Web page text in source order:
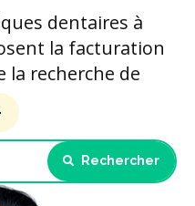
dentaires à
la facturation
la recherche de
Rechercher